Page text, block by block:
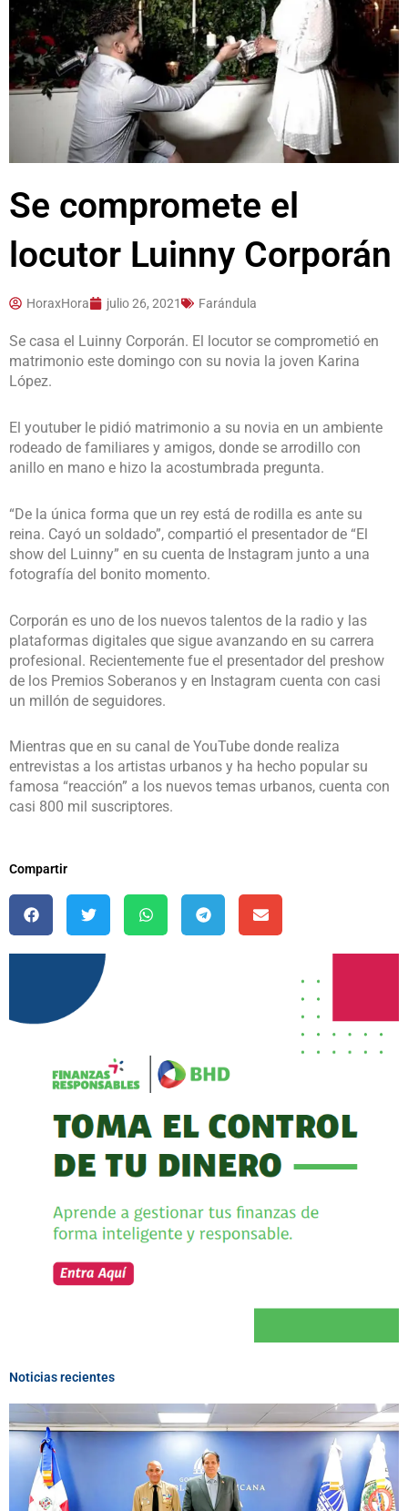
Se compromete el
locutor Luinny Corporán
HoraxHora julio 26, 2021 Farándula
Se casa el Luinny Corporán. El locutor se comprometió en
matrimonio este domingo con su novia la joven Karina
López.
El youtuber le pidió matrimonio a su novia en un ambiente
rodeado de familiares y amigos, donde se arrodillo con
anillo en mano e hizo la acostumbrada pregunta.
“De la única forma que un rey está de rodilla es ante su
reina. Cayó un soldado”, compartió el presentador de “El
show del Luinny” en su cuenta de Instagram junto a una
fotografía del bonito momento.
Corporán es uno de los nuevos talentos de la radio y las
plataformas digitales que sigue avanzando en su carrera
profesional. Recientemente fue el presentador del preshow
de los Premios Soberanos y en Instagram cuenta con casi
un millón de seguidores.
Mientras que en su canal de YouTube donde realiza
entrevistas a los artistas urbanos y ha hecho popular su
famosa “reacción” a los nuevos temas urbanos, cuenta con
casi 800 mil suscriptores.
Compartir
Noticias recientes